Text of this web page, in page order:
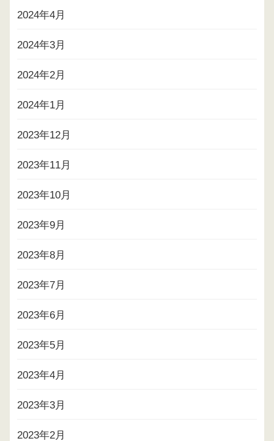
2024年4月
2024年3月
2024年2月
2024年1月
2023年12月
2023年11月
2023年10月
2023年9月
2023年8月
2023年7月
2023年6月
2023年5月
2023年4月
2023年3月
2023年2月